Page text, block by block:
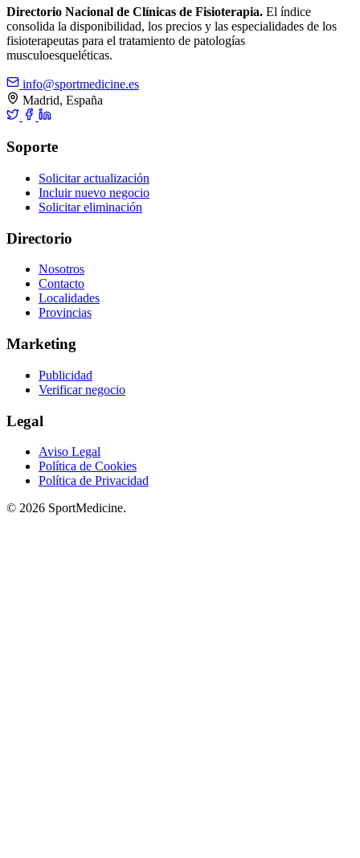
Directorio Nacional de Clínicas de Fisioterapia. El índice
consolida la disponibilidad, los precios y las especialidades de los
fisioterapeutas para el tratamiento de patologías
musculoesqueléticas.
info@sportmedicine.es
Madrid, España
Soporte
Solicitar actualización
Incluir nuevo negocio
Solicitar eliminación
Directorio
Nosotros
Contacto
Localidades
Provincias
Marketing
Publicidad
Verificar negocio
Legal
Aviso Legal
Política de Cookies
Política de Privacidad
© 2026 SportMedicine.